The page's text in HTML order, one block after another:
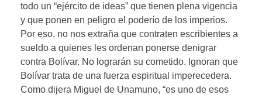
todo un “ejército de ideas” que tienen plena vigencia
y que ponen en peligro el poderío de los imperios.
Por eso, no nos extraña que contraten escribientes a
sueldo a quienes les ordenan ponerse denigrar
contra Bolívar. No lograrán su cometido. Ignoran que
Bolívar trata de una fuerza espiritual imperecedera.
Como dijera Miguel de Unamuno, “es uno de esos